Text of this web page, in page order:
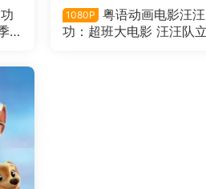
1080P
粤语动画电影汪
功：超班大电影 汪汪队